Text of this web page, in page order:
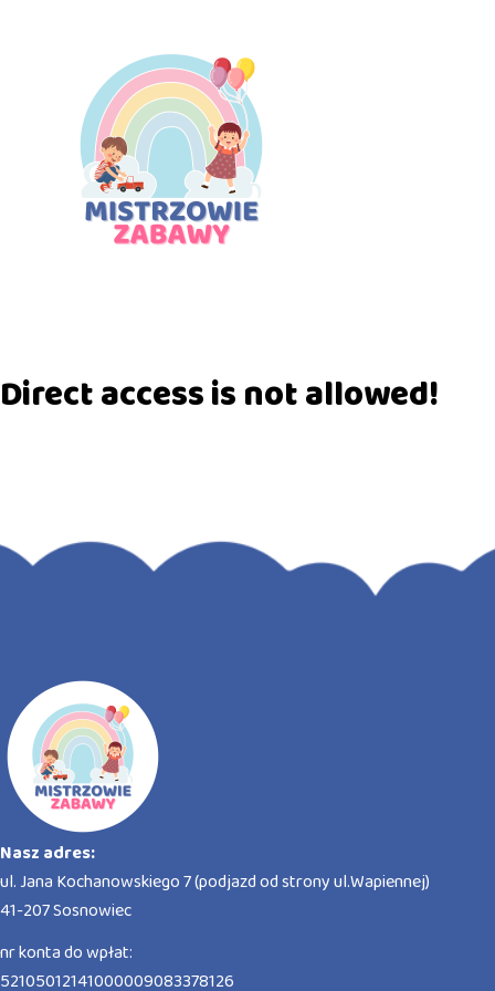
Direct access is not allowed!
Nasz adres:
ul. Jana Kochanowskiego 7 (podjazd od strony ul.Wapiennej)
41-207 Sosnowiec
nr konta do wpłat:
52105012141000009083378126